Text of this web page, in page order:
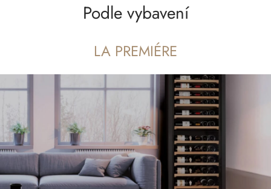
Podle vybavení
LA PREMIÉRE